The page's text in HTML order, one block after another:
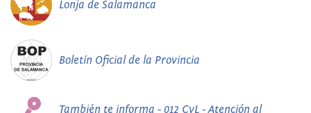
Lonja de Salamanca
Boletín Oficial de la Provincia
También te informa - 012 CyL - Atención al